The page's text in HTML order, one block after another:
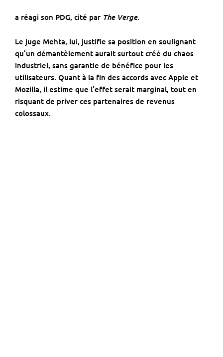
a réagi son PDG, cité par The Verge.
Le juge Mehta, lui, justifie sa position en soulignant
qu’un démantèlement aurait surtout créé du chaos
industriel, sans garantie de bénéfice pour les
utilisateurs. Quant à la fin des accords avec Apple et
Mozilla, il estime que l’effet serait marginal, tout en
risquant de priver ces partenaires de revenus
colossaux.